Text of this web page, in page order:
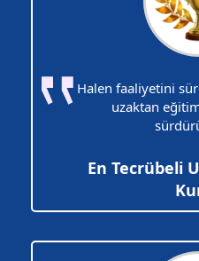
Halen faaliyetini
uzaktan
En Tecrübeli